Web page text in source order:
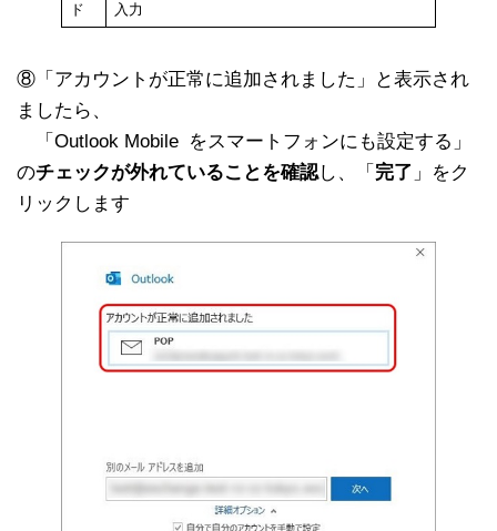
ド
入力
⑧「アカウントが正常に追加されました」と表示され
ましたら、
「Outlook Mobile をスマートフォンにも設定する」
のチェックが外れていることを確認し、「 完了 」をク
リックします